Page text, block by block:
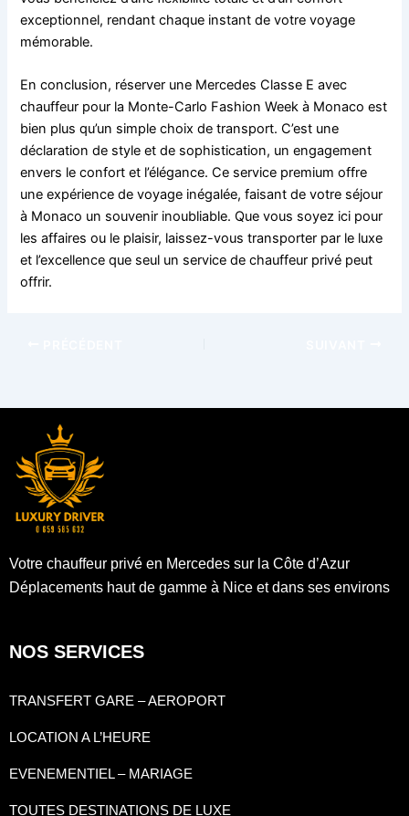
exceptionnel, rendant chaque instant de votre voyage
mémorable.
En conclusion, réserver une Mercedes Classe E avec
chauffeur pour la Monte-Carlo Fashion Week à Monaco est
bien plus qu’un simple choix de transport. C’est une
déclaration de style et de sophistication, un engagement
envers le confort et l’élégance. Ce service premium offre
une expérience de voyage inégalée, faisant de votre séjour
à Monaco un souvenir inoubliable. Que vous soyez ici pour
les affaires ou le plaisir, laissez-vous transporter par le luxe
et l’excellence que seul un service de chauffeur privé peut
offrir.
Votre chauffeur privé en Mercedes sur la Côte d’Azur
Déplacements haut de gamme à Nice et dans ses environs
NOS SERVICES
TRANSFERT GARE – AEROPORT
LOCATION A L’HEURE
EVENEMENTIEL – MARIAGE
TOUTES DESTINATIONS DE LUXE